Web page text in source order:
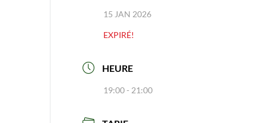
15 JAN 2026
EXPIRÉ!
HEURE
19:00 - 21:00